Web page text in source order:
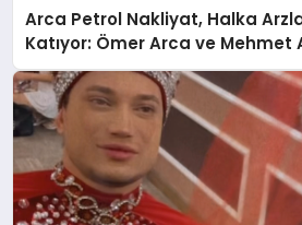
Arca Petrol Nakliyat, Halka
Katıyor: Ömer Arca ve Mehmet
Güçlü Yatırım